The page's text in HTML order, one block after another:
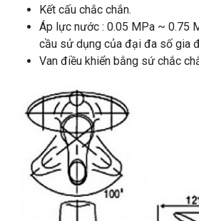
Kết cấu chắc chắn.
Áp lực nước : 0.05 MPa ~ 0.75
cầu sử dụng của đại đa số gia
Van điều khiển bằng sứ chắc